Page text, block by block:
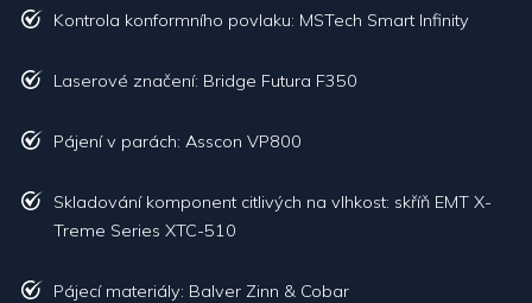
Kontrola konformního povlaku: MSTech Smart Infinity
Laserové značení: Bridge Futura F350
Pájení v parách: Asscon VP800
Skladování komponent citlivých na vlhkost: skříň EMT X-
Treme Series XTC-510
Pájecí materiály: Balver Zinn & Cobar